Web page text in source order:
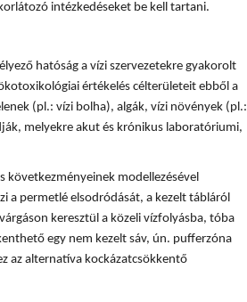
intézkedéseket be kell tartani.
hatóság a vízi szervezetekre gyakorolt
értékelés célterületeit ebből a
(pl.: vízi bolha), algák, vízi növények (pl.:
melyekre akut és krónikus laboratóriumi,
következményeinek modellezésével
a permetlé elsodródását, a kezelt tábláról
keresztül a közeli vízfolyásba, tóba
egy nem kezelt sáv, ún. pufferzóna
az alternatíva kockázatcsökkentő